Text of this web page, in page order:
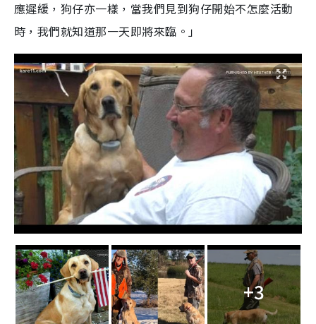
應遲緩，狗仔亦一樣，當我們見到狗仔開始不怎麼活動
時，我們就知道那一天即將來臨。」
+3